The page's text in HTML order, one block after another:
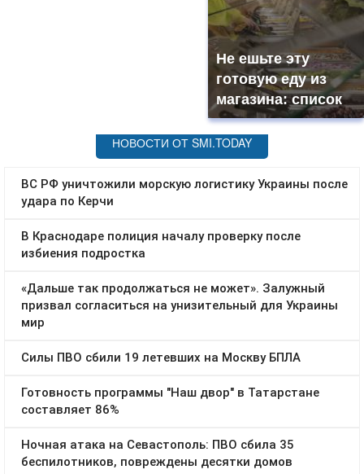
Не ешьте эту
готовую еду из
магазина: список